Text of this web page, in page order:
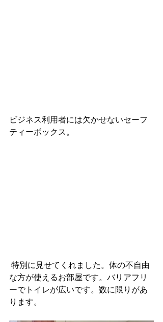
ビジネス利用者には欠かせないセーフ
ティーボックス。
な方が使えるお部屋です。バリアフリ
ーでトイレが広いです。数に限りがあ
ります。